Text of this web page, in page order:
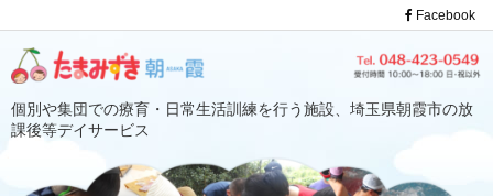
個別や集団での療育・日常生活訓練を行う施設、埼玉県朝霞市の放
課後等デイサービス
Facebook